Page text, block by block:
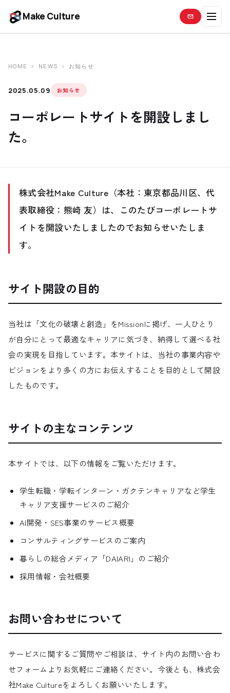
Make Culture
私たちの思想
PROBLEM
データから見る知見
INSIGHT
私たちのアプローチ
サービス
SERVICE
お知らせ
RECRUIT
COMPANY
お問い合わせ
CONTACT
HOME › NEWS › お知らせ
2025.05.09 お知らせ
コーポレートサイトを開設しまし
た。
株式会社Make Culture（本社：東京都品川区、代
表取締役：熊崎 友）は、このたびコーポレートサ
イトを開設いたしましたのでお知らせいたしま
す。
サイト開設の目的
当社は「文化の破壊と創造」をMissionに掲げ、一人ひとり
が自分にとって最適なキャリアに気づき、納得して選べる社
会の実現を目指しています。本サイトは、当社の事業内容や
ビジョンをより多くの方にお伝えすることを目的として開設
したものです。
サイトの主なコンテンツ
本サイトでは、以下の情報をご覧いただけます。
学生転職・学転インターン・ガクテンキャリアなど学生
キャリア支援サービスのご紹介
AI開発・SES事業のサービス概要
コンサルティングサービスのご案内
暮らしの総合メディア「DAIARI」のご紹介
採用情報・会社概要
お問い合わせについて
サービスに関するご質問やご相談は、サイト内のお問い合わ
せフォームよりお気軽にご連絡ください。今後とも、株式会
社Make Cultureをよろしくお願いいたします。